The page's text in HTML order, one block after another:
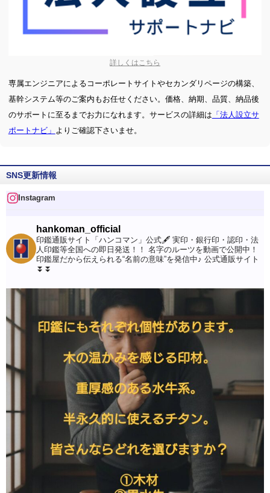
詳しくはこちら
専属エンジニアによるコーポレートサイトやセカンダリページの構築、
基幹システム等のご案内もお任せください。価格、納期、品質、納品後
のサポートに至るまでお力になれます。サービスの詳細は 「法人設立サ
ポートナビ」 よりご確認下さいませ。
SNS更新情報